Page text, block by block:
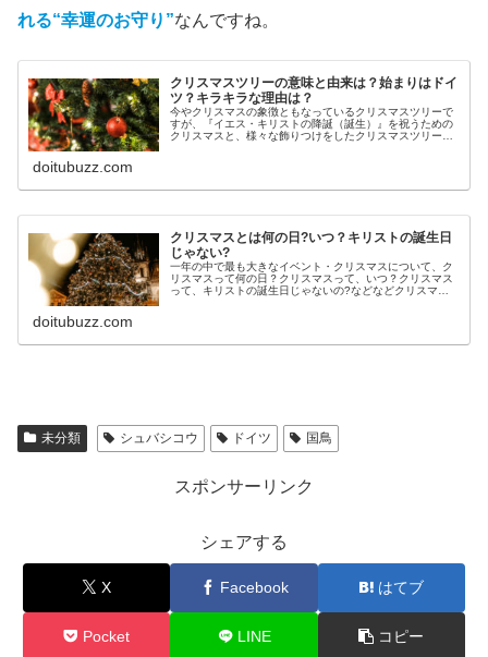
れる“幸運のお守り”なんですね。
クリスマスツリーの意味と由来は？始まりはドイ
ツ？キラキラな理由は？
今やクリスマスの象徴ともなっているクリスマスツリーで
すが、『イエス・キリストの降誕（誕生）』を祝うための
クリスマスと、様々な飾りつけをしたクリスマスツリー
doitubuzz.com
クリスマスとは何の日?いつ？キリストの誕生日
じゃない?
一年の中で最も大きなイベント・クリスマスについて、ク
リスマスって何の日？クリスマスって、いつ？クリスマス
って、キリストの誕生日じゃないの?などなどクリスマス
doitubuzz.com
未分類 シュバシコウ ドイツ 国鳥
スポンサーリンク
シェアする
X Facebook はてブ
Pocket LINE コピー